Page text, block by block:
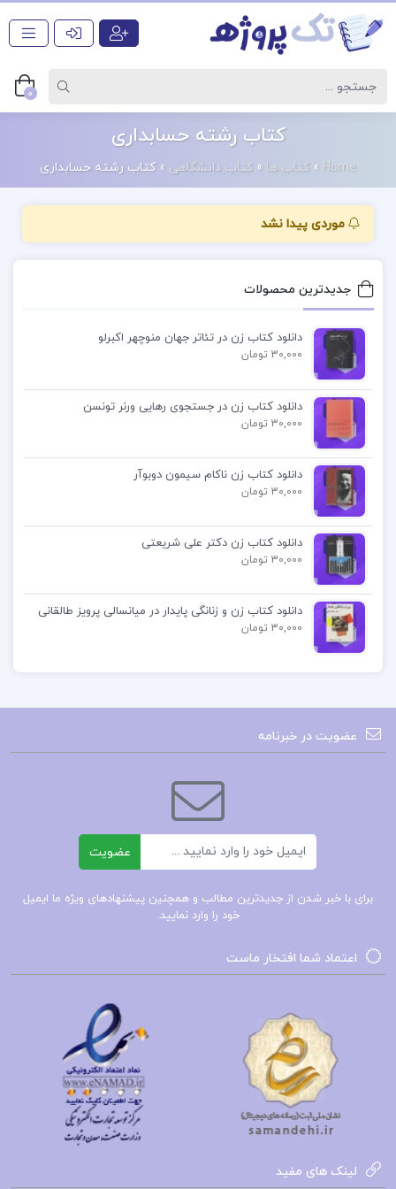
0
کتاب رشته حسابداری
Home
» کتاب ها » کتاب دانشگاهی »کتاب رشته حسابداری
موردی پیدا نشد
جدیدترین محصولات
دانلود کتاب زن در تئاتر جهان منوچهر اکبرلو
30,000 تومان
دانلود کتاب زن در جستجوی رهایی ورنر تونسن
30,000 تومان
دانلود کتاب زن ناکام سیمون دوبوآر
30,000 تومان
دانلود کتاب زن دکتر علی شریعتی
30,000 تومان
دانلود کتاب زن و زنانگی پایدار در میانسالی پرویز طالقانی
30,000 تومان
عضویت در خبرنامه
عضویت
برای با خبر شدن از جدیدترین مطالب و همچنین پیشنهادهای ویژه ما ایمیل
خود را وارد نمایید.
اعتماد شما افتخار ماست
لینک های مفید